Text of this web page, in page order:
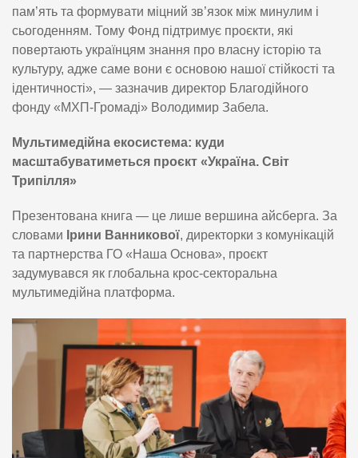
пам’ять та формувати міцний зв’язок між минулим і
сьогоденням. Тому Фонд підтримує проєкти, які
повертають українцям знання про власну історію та
культуру, адже саме вони є основою нашої стійкості та
ідентичності», — зазначив директор Благодійного
фонду «МХП-Громаді» Володимир Забела.
Мультимедійна екосистема: куди
масштабуватиметься проєкт «Україна. Світ
Трипілля»
Презентована книга — це лише вершина айсберга. За
словами Ірини Ванникової, директорки з комунікацій
та партнерства ГО «Наша Основа», проєкт
задумувався як глобальна крос-секторальна
мультимедійна платформа.